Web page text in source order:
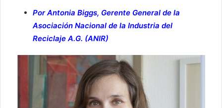
Por Antonia Biggs, Gerente General de la
Asociación Nacional de la Industria del
Reciclaje A.G. (ANIR)